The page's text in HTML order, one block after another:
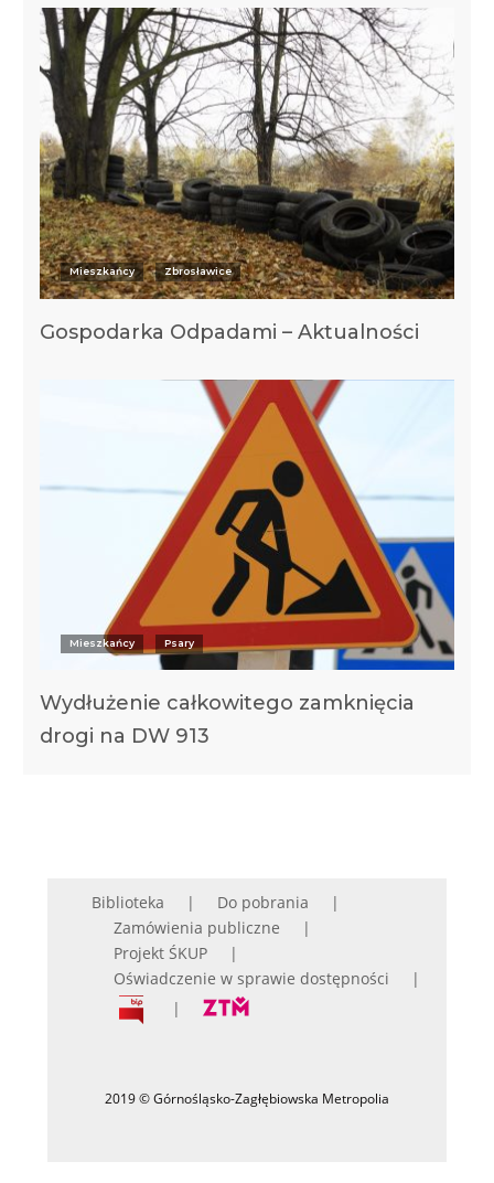
Mieszkańcy Zbrosławice
Gospodarka Odpadami – Aktualności
Mieszkańcy Psary
Wydłużenie całkowitego zamknięcia
drogi na DW 913
Biblioteka
Do pobrania
Zamówienia publiczne
Projekt ŚKUP
Oświadczenie w sprawie dostępności
2019 © Górnośląsko-Zagłębiowska Metropolia